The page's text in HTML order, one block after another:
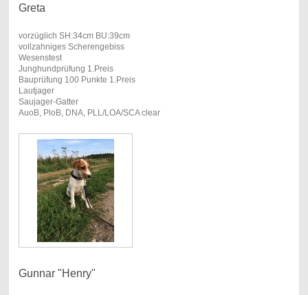
Greta
vorzüglich SH:34cm BU:39cm
vollzahniges Scherengebiss
Wesenstest
Junghundprüfung 1.Preis
Bauprüfung 100 Punkte 1.Preis
Lautjager
Saujager-Gatter
AuoB, PloB, DNA, PLL/LOA/SCA clear
Gunnar "Henry"